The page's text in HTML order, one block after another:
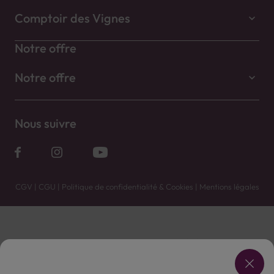
Comptoir des Vignes
Notre offre
Notre offre
Nous suivre
CGV | CGU | Politique de confidentialité & Cookies | Mentions légales
Vente uniquement en caves. Contactez votre caviste pour plus de renseignements.